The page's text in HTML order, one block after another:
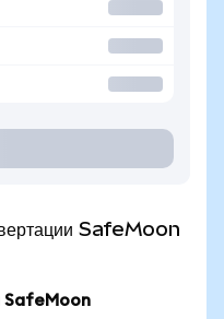
SafeMoon
SafeMoon